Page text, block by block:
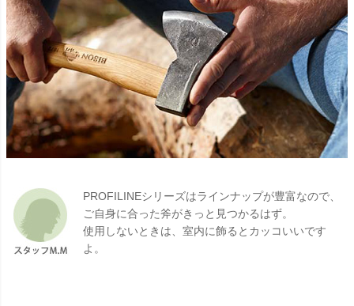
PROFILINEシリーズはラインナップが豊富なので、
ご自身に合った斧がきっと見つかるはず。
使用しないときは、室内に飾るとカッコいいです
よ。